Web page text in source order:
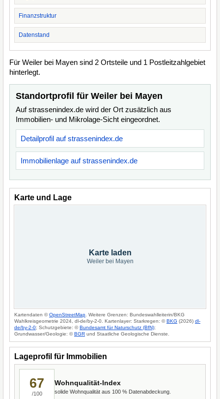
Finanzstruktur
Datenstand
Für Weiler bei Mayen sind 2 Ortsteile und 1 Postleitzahlgebiet
hinterlegt.
Standortprofil für Weiler bei Mayen
Auf strassenindex.de wird der Ort zusätzlich aus
Immobilien- und Mikrolage-Sicht eingeordnet.
Detailprofil auf strassenindex.de
Immobilienlage auf strassenindex.de
Karte und Lage
Karte laden
Weiler bei Mayen
Kartendaten ©OpenStreetMap . Weitere Grenzen: Bundeswahlleiterin/BKG
Wahlkreisgeometrie 2024, dl-de/by-2-0. Kartenlayer: Starkregen: ©BKG (2026) dl-
de/by-2-0; Schutzgebiete: ©Bundesamt für Naturschutz (BfN);
Grundwasser/Geologie: ©BGR und Staatliche Geologische Dienste.
Lageprofil für Immobilien
67
/100
Wohnqualität-Index
solide Wohnqualität aus 100 % Datenabdeckung.